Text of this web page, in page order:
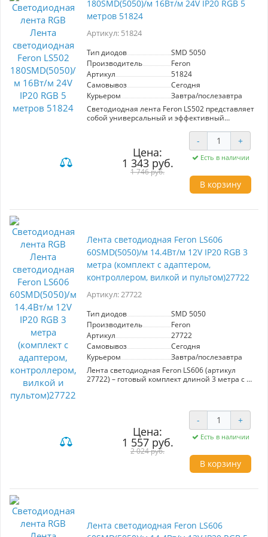
коннектор «мама» не входит. Кратность резки
– 50 мм.
180SMD(5050)/м 16Вт/м 24V IP20 RGB 5
метров 51824
Артикул: 51824
Тип диодов
SMD 5050
Производитель
Feron
Артикул
51824
Самовывоз
Сегодня
Курьером
Завтра/послезавтра
Светодиодная лента Feron LS502 представляет
собой универсальный и эффективный
подходит для создания атмосферного
освещения в помещениях. С длиной 5 метров
и мощностью 16 Вт/м, эта лента обеспечивает
яркое и насыщенное свечение благодаря
использованию 180 светодиодов SMD5050 на
метр. RGB-цветовая палитра позволяет легко
изменять оттенки и создавать различные
выбором для декорирования интерьеров,
защиты IP20, что означает, что она не
предназначена для использования в
помещениях с высокой влажностью.
Кратность резки составляет 33 мм, что дает
возможность легко подгонять длину ленты под
конкретные нужды. Компактные размеры
установки в различных местах. Используйте
уникального и стильного освещения в вашем
пространстве.
Цена:
1 343 руб.
1 746 руб.
- +
Есть в наличии
В корзину
Лента светодиодная Feron LS606
60SMD(5050)/м 14.4Вт/м 12V IP20 RGB 3
метра (комплект с адаптером,
контроллером, вилкой и пультом)27722
Артикул: 27722
Тип диодов
SMD 5050
Производитель
Feron
Артикул
27722
Самовывоз
Сегодня
Курьером
Завтра/послезавтра
Лента светодиодная Feron LS606 (артикул
27722) – готовый комплект длиной 3 метра с 60
освещения. В комплекте драйвер 60W,
контроллер, выключатель и коннектор «мама».
Уникальные преимущества включают
двойной медный слой для оптимального
теплоотведения, простоту монтажа и
устойчивость к сгибам. Качественное
нанесение клейкого слоя обеспечивает
RGB цветовое изменение, что позволяет
Цена:
1 557 руб.
2 024 руб.
- +
Есть в наличии
В корзину
Лента светодиодная Feron LS606